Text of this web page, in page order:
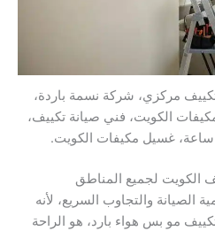
مركزي، شركة نسمة باردة،
الكويت، فني صيانة تكييف،
الكويت لجميع المناطق
والتجاوب السريع، لأنه
مو بس هواء بارد، هو الراحة